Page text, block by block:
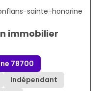
sainte-honorine
immobilier
78700
Indépendant